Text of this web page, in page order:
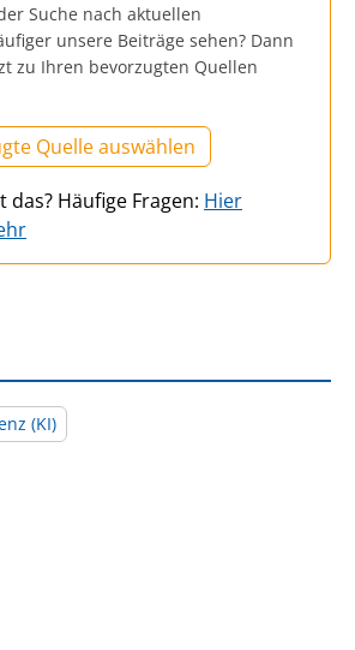
Suche nach aktuellen
unsere Beiträge sehen? Dann
zu Ihren bevorzugten Quellen
Quelle auswählen
Häufige Fragen: Hier
(KI)